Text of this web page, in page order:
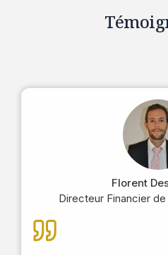
Florent
Directeur Financier